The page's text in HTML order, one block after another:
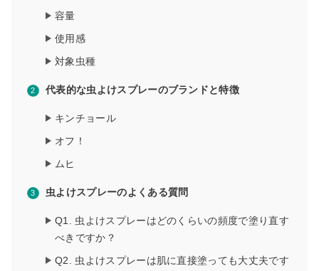
容量
使用感
対象虫種
代表的な虫よけスプレーのブランドと特徴
キンチョール
オフ！
ムヒ
虫よけスプレーのよくある質問
Q1. 虫よけスプレーはどのくらいの頻度で塗り直す
べきですか？
Q2. 虫よけスプレーは肌に直接塗っても大丈夫です